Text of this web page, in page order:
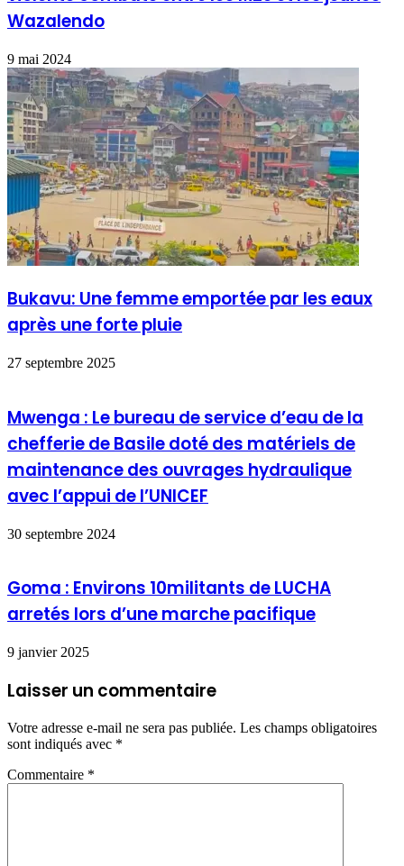
Wazalendo
9 mai 2024
Bukavu: Une femme emportée par les eaux
après une forte pluie
27 septembre 2025
Mwenga : Le bureau de service d’eau de la
chefferie de Basile doté des matériels de
maintenance des ouvrages hydraulique
avec l’appui de l’UNICEF
30 septembre 2024
Goma : Environs 10militants de LUCHA
arretés lors d’une marche pacifique
9 janvier 2025
Laisser un commentaire
Votre adresse e-mail ne sera pas publiée. Les champs obligatoires
sont indiqués avec *
Commentaire *